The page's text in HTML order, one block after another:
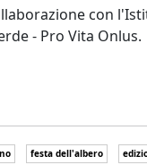
con
- Pro Vita Onlus.
festa dell'albero